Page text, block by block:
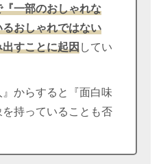
一部のおしゃれな
おしゃれではない
すことに起因してい
』からすると『面白味
持っていることも否